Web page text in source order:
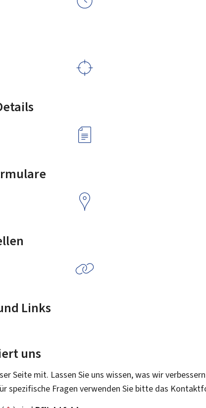
Links
uns
Seite mit. Lassen Sie uns wissen, was wir
spezifische Fragen verwenden Sie bitte das